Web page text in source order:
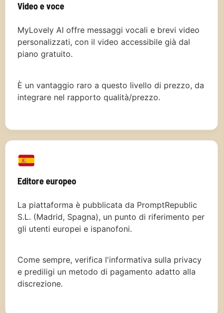
Video e voce
MyLovely AI offre messaggi vocali e brevi video
personalizzati, con il video accessibile già dal
piano gratuito.
È un vantaggio raro a questo livello di prezzo, da
integrare nel rapporto qualità/prezzo.
Editore europeo
La piattaforma è pubblicata da PromptRepublic
S.L. (Madrid, Spagna), un punto di riferimento per
gli utenti europei e ispanofoni.
Come sempre, verifica l'informativa sulla privacy
e prediligi un metodo di pagamento adatto alla
discrezione.